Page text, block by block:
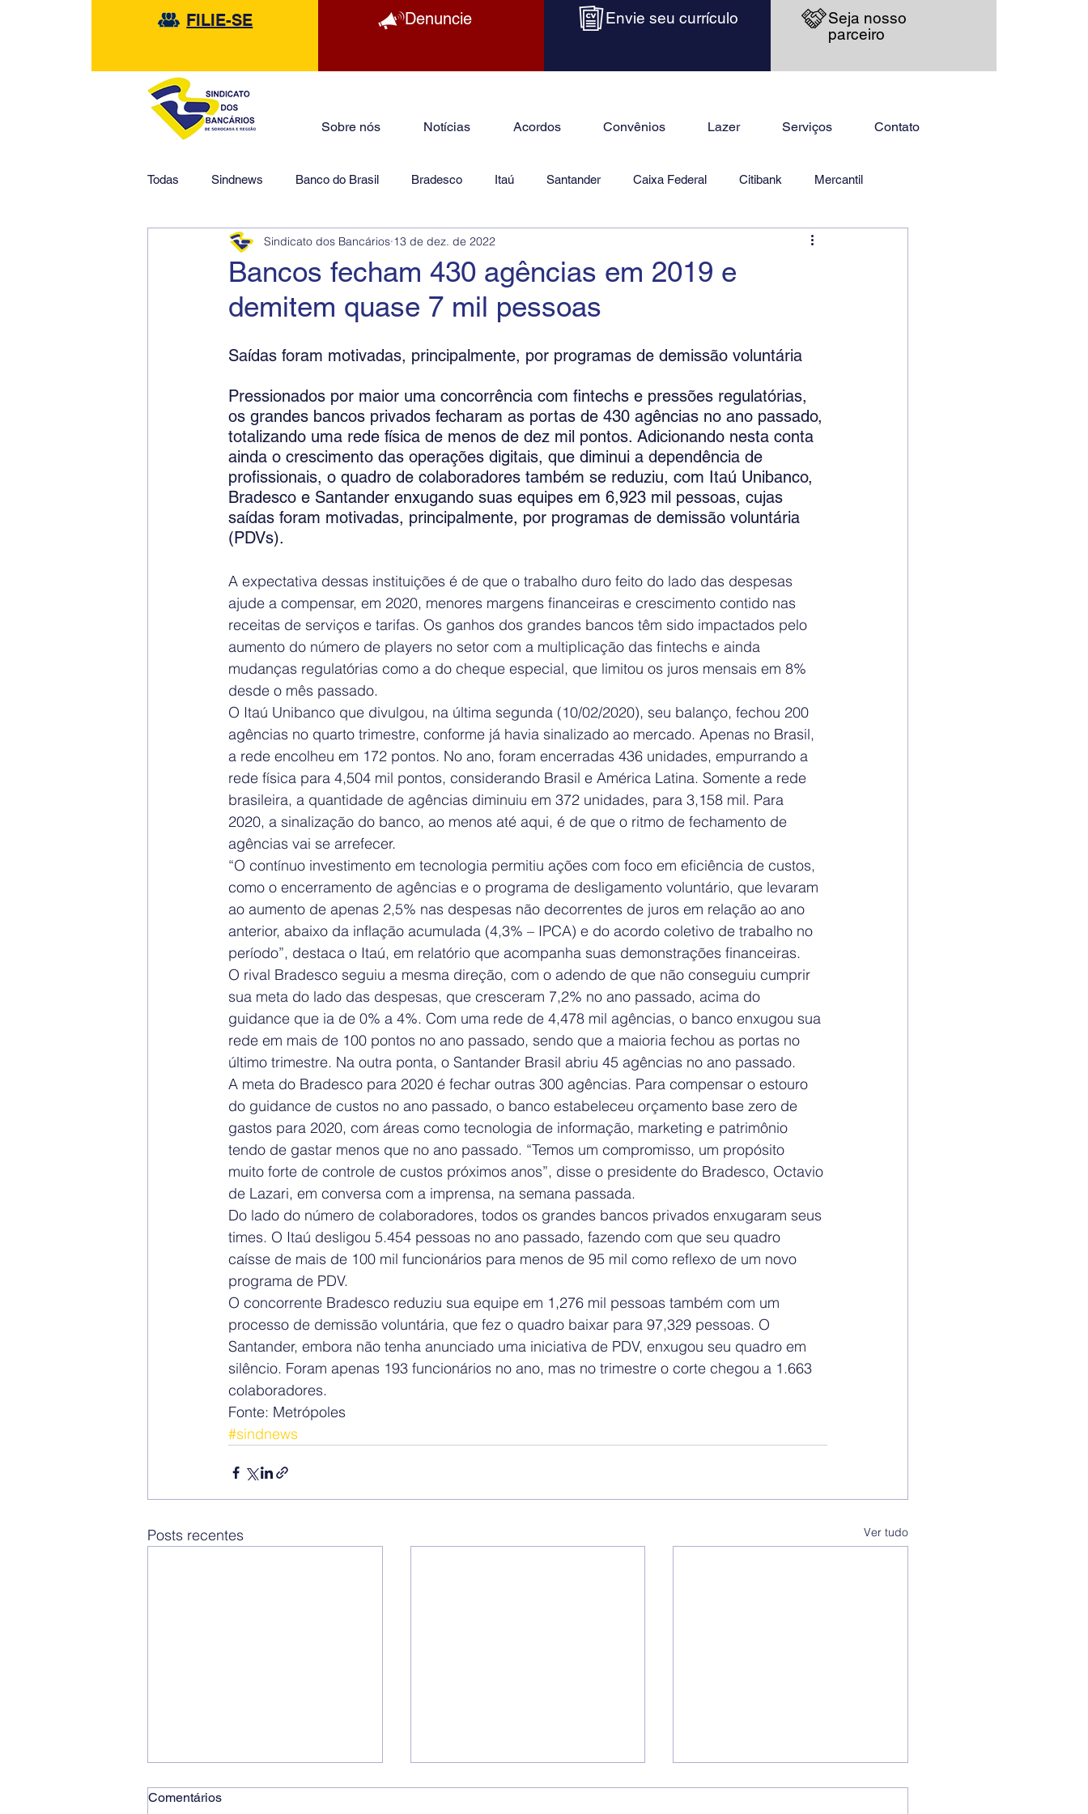
FILIE-SE Denuncie Envie seu currículo
Seja nosso
parceiro
Sobre nós Notícias Acordos Convênios Lazer Serviços Contato
Todas Sindnews Banco do Brasil Bradesco Itaú Santander Caixa Federal Citibank Mercantil
HSBC Financeiras Jurídico
Bancos fecham 430 agências em 2019 e
demitem quase 7 mil pessoas
Sindicato dos Bancários 13 de dez. de 2022
Saídas foram motivadas, principalmente, por programas de demissão voluntária
Pressionados por maior uma concorrência com fintechs e pressões regulatórias,
os grandes bancos privados fecharam as portas de 430 agências no ano passado,
totalizando uma rede física de menos de dez mil pontos. Adicionando nesta conta
ainda o crescimento das operações digitais, que diminui a dependência de
profissionais, o quadro de colaboradores também se reduziu, com Itaú Unibanco,
Bradesco e Santander enxugando suas equipes em 6,923 mil pessoas, cujas
saídas foram motivadas, principalmente, por programas de demissão voluntária
(PDVs).
A expectativa dessas instituições é de que o trabalho duro feito do lado das despesas
ajude a compensar, em 2020, menores margens financeiras e crescimento contido nas
receitas de serviços e tarifas. Os ganhos dos grandes bancos têm sido impactados pelo
aumento do número de players no setor com a multiplicação das fintechs e ainda
mudanças regulatórias como a do cheque especial, que limitou os juros mensais em 8%
desde o mês passado.
O Itaú Unibanco que divulgou, na última segunda (10/02/2020), seu balanço, fechou 200
agências no quarto trimestre, conforme já havia sinalizado ao mercado. Apenas no Brasil,
a rede encolheu em 172 pontos. No ano, foram encerradas 436 unidades, empurrando a
rede física para 4,504 mil pontos, considerando Brasil e América Latina. Somente a rede
brasileira, a quantidade de agências diminuiu em 372 unidades, para 3,158 mil. Para
2020, a sinalização do banco, ao menos até aqui, é de que o ritmo de fechamento de
agências vai se arrefecer.
“O contínuo investimento em tecnologia permitiu ações com foco em eficiência de custos,
como o encerramento de agências e o programa de desligamento voluntário, que levaram
ao aumento de apenas 2,5% nas despesas não decorrentes de juros em relação ao ano
anterior, abaixo da inflação acumulada (4,3% – IPCA) e do acordo coletivo de trabalho no
período”, destaca o Itaú, em relatório que acompanha suas demonstrações financeiras.
O rival Bradesco seguiu a mesma direção, com o adendo de que não conseguiu cumprir
sua meta do lado das despesas, que cresceram 7,2% no ano passado, acima do
guidance que ia de 0% a 4%. Com uma rede de 4,478 mil agências, o banco enxugou sua
rede em mais de 100 pontos no ano passado, sendo que a maioria fechou as portas no
último trimestre. Na outra ponta, o Santander Brasil abriu 45 agências no ano passado.
A meta do Bradesco para 2020 é fechar outras 300 agências. Para compensar o estouro
do guidance de custos no ano passado, o banco estabeleceu orçamento base zero de
gastos para 2020, com áreas como tecnologia de informação, marketing e patrimônio
tendo de gastar menos que no ano passado. “Temos um compromisso, um propósito
muito forte de controle de custos próximos anos”, disse o presidente do Bradesco, Octavio
de Lazari, em conversa com a imprensa, na semana passada.
Do lado do número de colaboradores, todos os grandes bancos privados enxugaram seus
times. O Itaú desligou 5.454 pessoas no ano passado, fazendo com que seu quadro
caísse de mais de 100 mil funcionários para menos de 95 mil como reflexo de um novo
programa de PDV.
O concorrente Bradesco reduziu sua equipe em 1,276 mil pessoas também com um
processo de demissão voluntária, que fez o quadro baixar para 97,329 pessoas. O
Santander, embora não tenha anunciado uma iniciativa de PDV, enxugou seu quadro em
silêncio. Foram apenas 193 funcionários no ano, mas no trimestre o corte chegou a 1.663
colaboradores.
Fonte: Metrópoles
#sindnews
Posts recentes Ver tudo
Comentários